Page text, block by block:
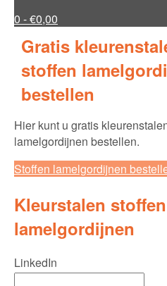
0 - €0,00
Gratis
stoffen
bestellen
Hier kunt u gratis
lamelgordijnen bestellen.
Stoffen lamelgordijnen
Kleurstalen stoffen
lamelgordijnen
LinkedIn